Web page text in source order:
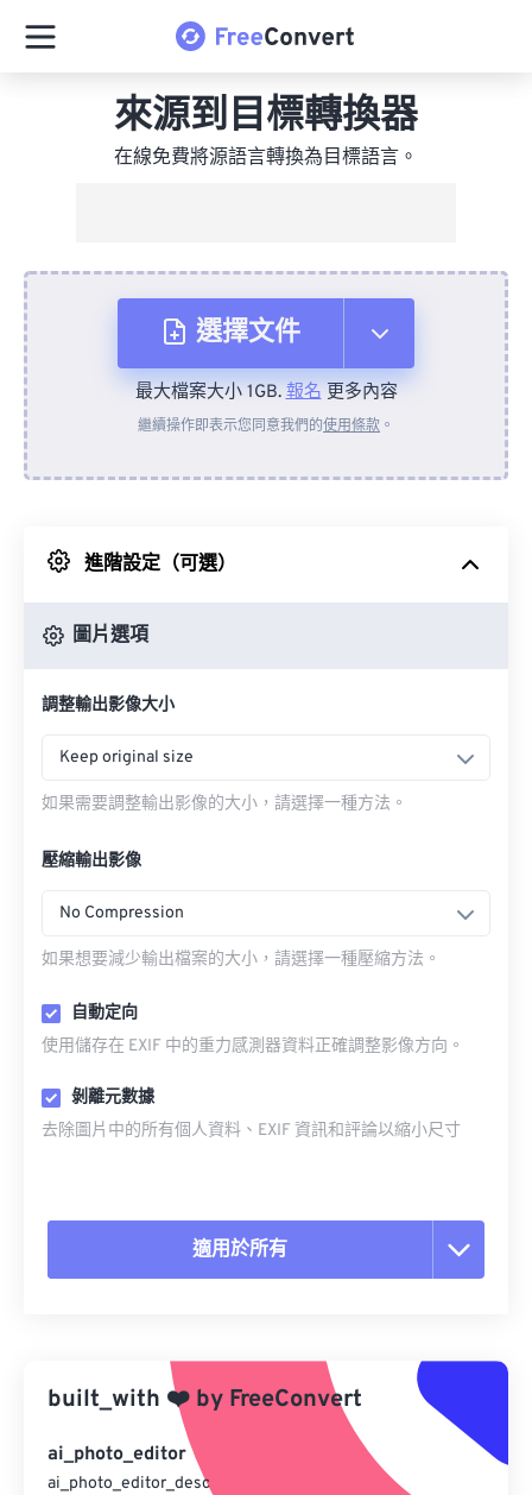
來源到目標轉換器
在線免費將源語言轉換為目標語言。
選擇文件
來自裝置
來自 Google 雲端硬碟
最大檔案大小 1GB.報名更多內容
繼續操作即表示您同意我們的使用條款 。
進階設定（可選）
圖片選項
調整輸出影像大小
Keep original size
如果需要調整輸出影像的大小，請選擇一種方法。
壓縮輸出影像
No Compression
如果想要減少輸出檔案的大小，請選擇一種壓縮方法。
自動定向
使用儲存在 EXIF 中的重力感測器資料正確調整影像方向。
剝離元數據
去除圖片中的所有個人資料、EXIF 資訊和評論以縮小尺寸
適用於所有
另存為預設
built_with ❤️ by FreeConvert
ai_photo_editor
ai_photo_editor_desc